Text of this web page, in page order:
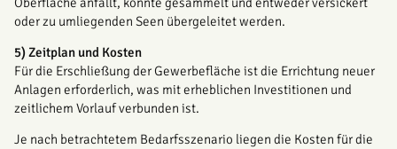
oder zu umliegenden Seen übergeleitet werden.
5) Zeitplan und Kosten
Für die Erschließung der Gewerbefläche ist die Errichtung neuer
Anlagen erforderlich, was mit erheblichen Investitionen und
zeitlichem Vorlauf verbunden ist.
Je nach betrachtetem Bedarfsszenario liegen die Kosten für die